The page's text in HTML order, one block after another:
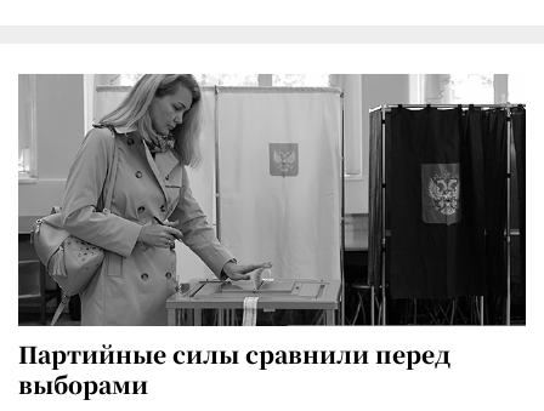
Партийные силы сравнили перед
выборами